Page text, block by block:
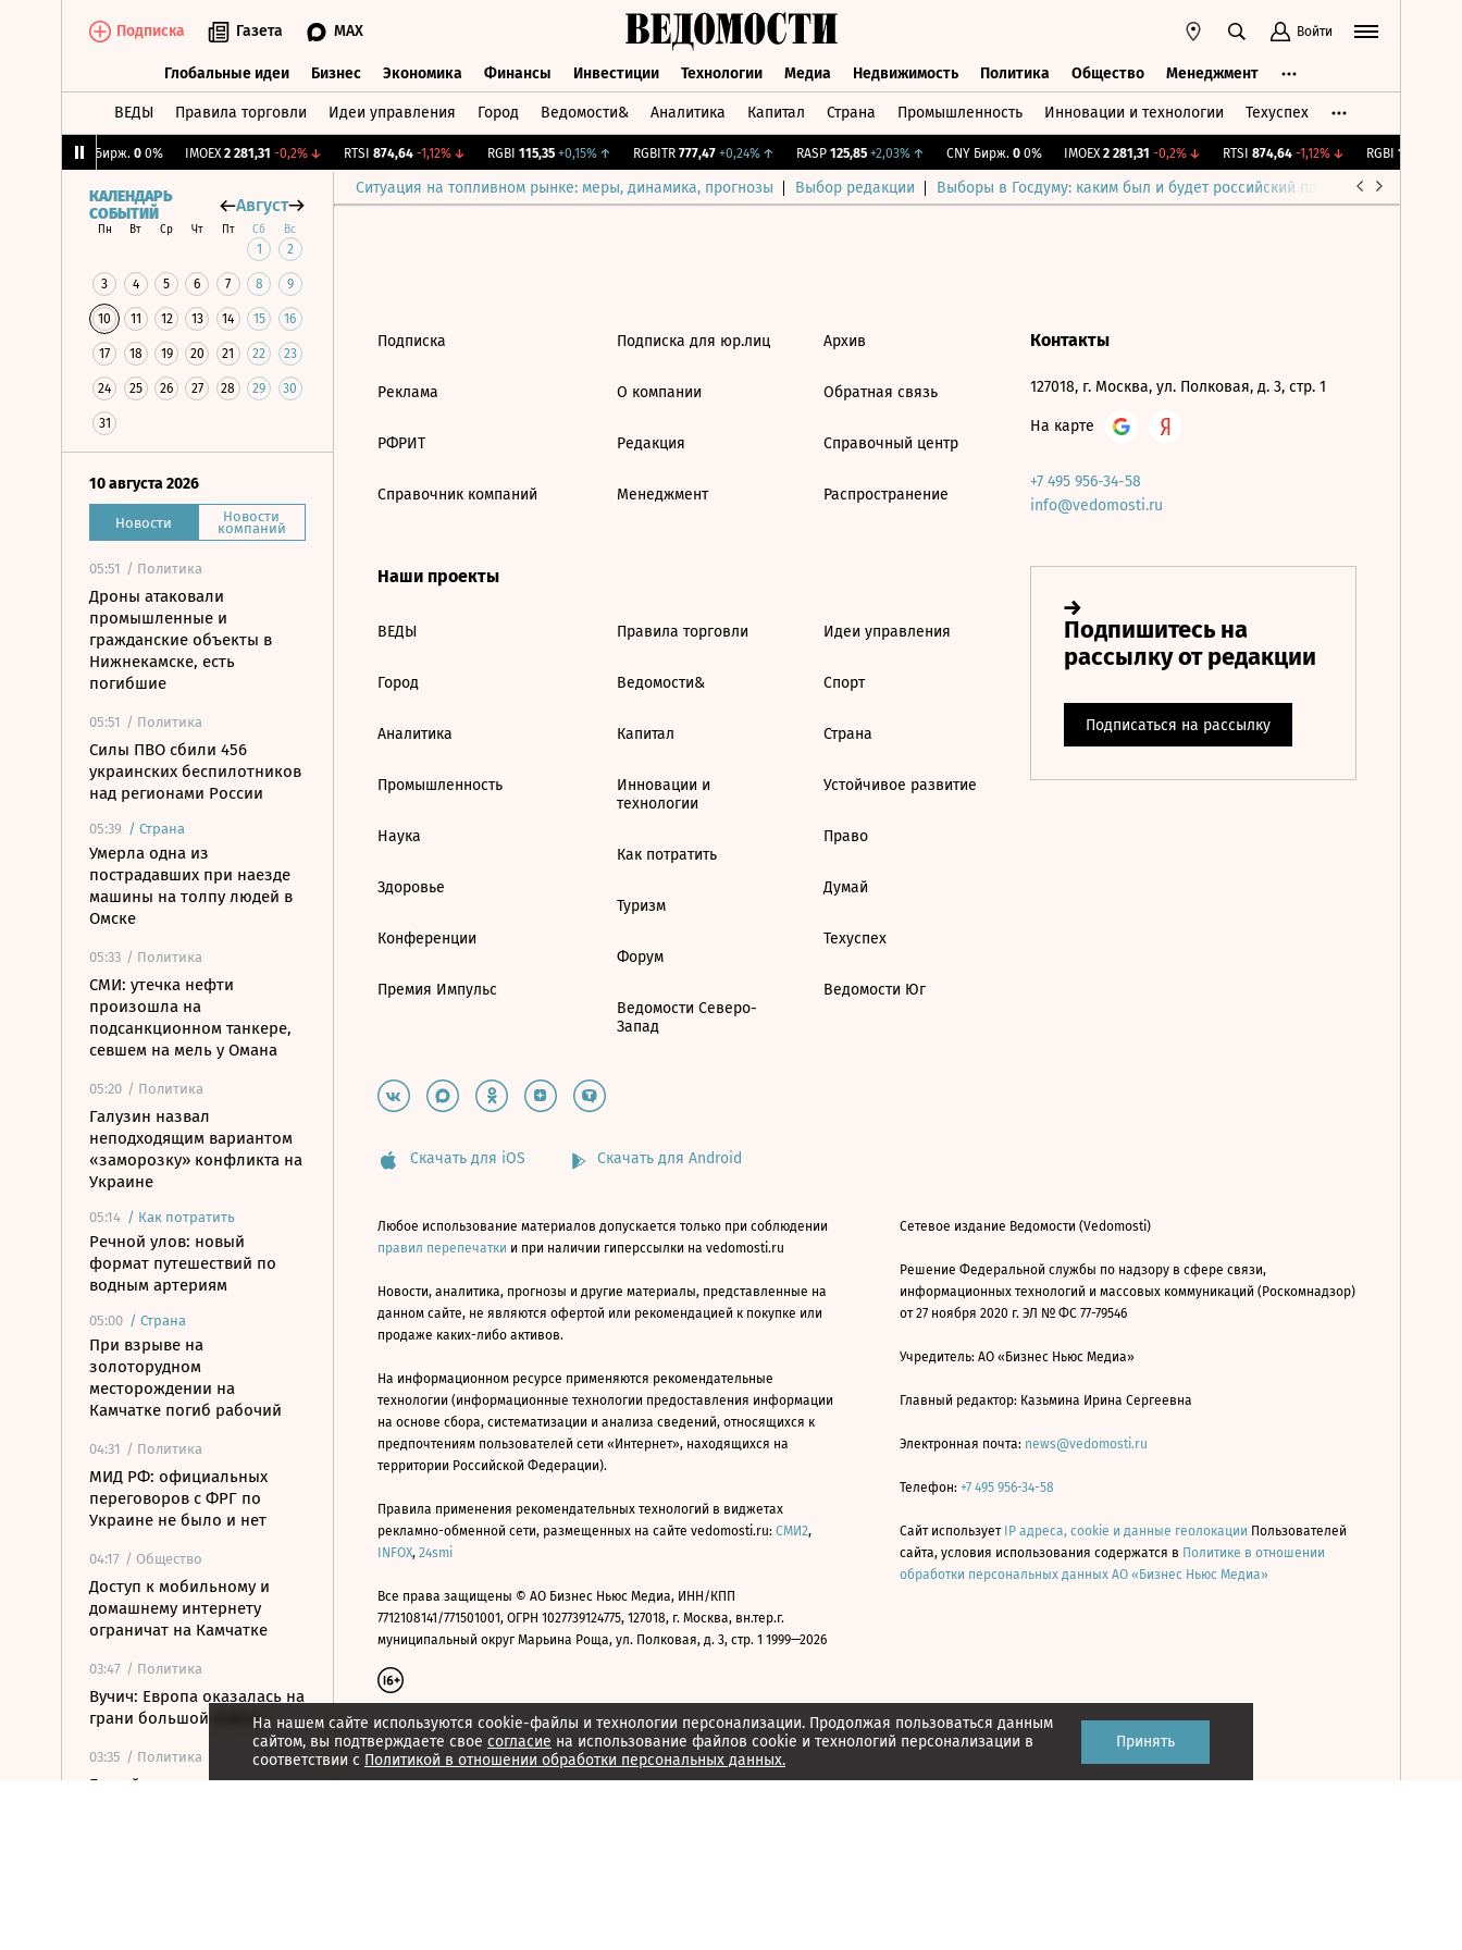
Подписка Газета MAX Войти
Глобальные идеи Бизнес Экономика Финансы Инвестиции Технологии Медиа Недвижимость Политика Общество Менеджмент
ВЕДЫ Правила торговли Идеи управления Город Ведомости& Аналитика Капитал Страна Промышленность Инновации и технологии Техуспех
CNY Бирж. 0 0% IMOEX 2 281,31 -0,2%↓ RTSI 874,64 -1,12%↓ RGBI 115,35 +0,15%↑ RGBITR 777,47 +0,24%↑ RASP 125,85 +2,03%↑ CNY Бирж. 0 0% IMOEX 2 281,31 -0,2%↓ RTSI 874,64 -1,12%↓ RGBI 115,35
Ситуация на топливном рынке: меры, динамика, прогнозы Выбор редакции Выборы в Госдуму: каким был и будет российский парламент
КАЛЕНДАРЬ
СОБЫТИЙ
Август
Пн Вт Ср Чт Пт Сб Вс
1 2
3 4 5 6 7 8 9
10 11 12 13 14 15 16
17 18 19 20 21 22 23
24 25 26 27 28 29 30
31
10 августа 2026
Новости Новости
компаний
05:51 / Политика
Дроны атаковали
промышленные и
гражданские объекты в
Нижнекамске, есть
погибшие
05:51 / Политика
Силы ПВО сбили 456
украинских беспилотников
над регионами России
05:39 / Страна
Умерла одна из
пострадавших при наезде
машины на толпу людей в
Омске
05:33 / Политика
СМИ: утечка нефти
произошла на
подсанкционном танкере,
севшем на мель у Омана
05:20 / Политика
Галузин назвал
неподходящим вариантом
«заморозку» конфликта на
Украине
05:14 / Как потратить
Речной улов: новый
формат путешествий по
водным артериям
05:00 / Страна
При взрыве на
золоторудном
месторождении на
Камчатке погиб рабочий
04:31 / Политика
МИД РФ: официальных
переговоров с ФРГ по
Украине не было и нет
04:17 / Общество
Доступ к мобильному и
домашнему интернету
ограничат на Камчатке
03:47 / Политика
Вучич: Европа оказалась на
грани большой войны
03:35 / Политика
Гостей кемпинга на пляже
На нашем сайте используются cookie-файлы и технологии персонализации. Продолжая пользоваться данным
сайтом, вы подтверждаете свое согласие на использование файлов cookie и технологий персонализации в
соответствии с Политикой в отношении обработки персональных данных.
Принять
Подписка
Реклама
РФРИТ
Справочник компаний
Подписка для юр.лиц
О компании
Редакция
Менеджмент
Архив
Обратная связь
Справочный центр
Распространение
Наши проекты
ВЕДЫ
Город
Аналитика
Промышленность
Наука
Здоровье
Конференции
Премия Импульс
Правила торговли
Ведомости&
Капитал
Инновации и
технологии
Как потратить
Туризм
Форум
Ведомости Северо-
Запад
Идеи управления
Спорт
Страна
Устойчивое развитие
Право
Думай
Техуспех
Ведомости Юг
Контакты
127018, г. Москва, ул. Полковая, д. 3, стр. 1
На карте
+7 495 956-34-58
info@vedomosti.ru
Скачать для iOS Скачать для Android
Любое использование материалов допускается только при соблюдении
правил перепечатки и при наличии гиперссылки на vedomosti.ru
Новости, аналитика, прогнозы и другие материалы, представленные на
данном сайте, не являются офертой или рекомендацией к покупке или
продаже каких-либо активов.
На информационном ресурсе применяются рекомендательные
технологии (информационные технологии предоставления информации
на основе сбора, систематизации и анализа сведений, относящихся к
предпочтениям пользователей сети «Интернет», находящихся на
территории Российской Федерации).
Правила применения рекомендательных технологий в виджетах
рекламно-обменной сети, размещенных на сайте vedomosti.ru: СМИ2,
INFOX, 24smi
Все права защищены © АО Бизнес Ньюс Медиа, ИНН/КПП
7712108141/771501001, ОГРН 1027739124775, 127018, г. Москва, вн.тер.г.
муниципальный округ Марьина Роща, ул. Полковая, д. 3, стр. 1 1999—2026
Сетевое издание Ведомости (Vedomosti)
Решение Федеральной службы по надзору в сфере связи,
информационных технологий и массовых коммуникаций (Роскомнадзор)
от 27 ноября 2020 г. ЭЛ № ФС 77-79546
Учредитель: АО «Бизнес Ньюс Медиа»
Главный редактор: Казьмина Ирина Сергеевна
Электронная почта: news@vedomosti.ru
Телефон: +7 495 956-34-58
Сайт использует IP адреса, cookie и данные геолокации Пользователей
сайта, условия использования содержатся в Политике в отношении
обработки персональных данных АО «Бизнес Ньюс Медиа»